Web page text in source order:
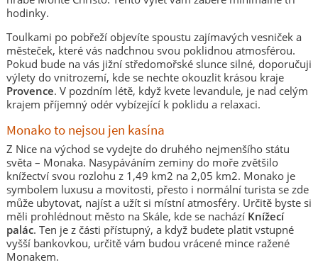
hodinky.
Toulkami po pobřeží objevíte spoustu zajímavých vesniček a
městeček, které vás nadchnou svou poklidnou atmosférou.
Pokud bude na vás jižní středomořské slunce silné, doporučuji
výlety do vnitrozemí, kde se nechte okouzlit krásou kraje
Provence. V pozdním létě, když kvete levandule, je nad celým
krajem příjemný odér vybízející k poklidu a relaxaci.
Monako to nejsou jen kasína
Z Nice na východ se vydejte do druhého nejmenšího státu
světa – Monaka. Nasypáváním zeminy do moře zvětšilo
knížectví svou rozlohu z 1,49 km2 na 2,05 km2. Monako je
symbolem luxusu a movitosti, přesto i normální turista se zde
může ubytovat, najíst a užít si místní atmosféry. Určitě byste si
měli prohlédnout město na Skále, kde se nachází Knížecí
palác. Ten je z části přístupný, a když budete platit vstupné
vyšší bankovkou, určitě vám budou vrácené mince ražené
Monakem.